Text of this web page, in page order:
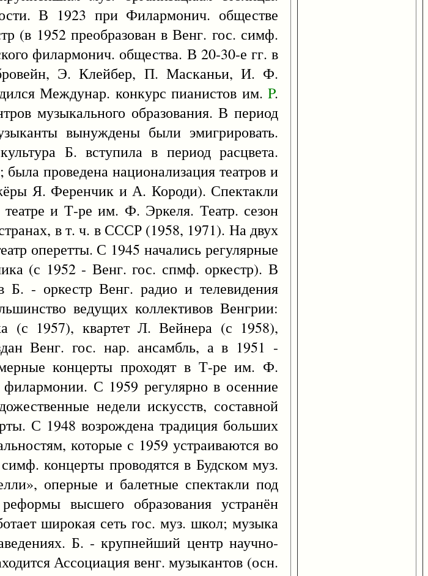
В 1923 при Филармонич. обществе
(в 1952 преобразован в Венг. гос. симф.
филармонич. общества. В 20-30-е гг. в
Э. Клейбер, П. Масканьи, И. Ф.
Междунар. конкурс пианистов им. P.
музыкального образования. В период
вынуждены были эмигрировать.
Б. вступила в период расцвета.
проведена национализация театров и
Я. Ференчик и А. Короди). Спектакли
и Т-ре им. Ф. Эркеля. Театр. сезон
в т. ч. в СССР (1958, 1971). На двух
оперетты. С 1945 начались регулярные
(с 1952 - Венг. гос. спмф. оркестр). В
- оркестр Венг. радио и телевидения
ведущих коллективов Венгрии:
(с 1957), квартет Л. Вейнера (с 1958),
Венг. гос. нар. ансамбль, а в 1951 -
концерты проходят в Т-ре им. Ф.
С 1959 регулярно в осенние
недели искусств, составной
С 1948 возрождена традиция больших
которые с 1959 устраиваются во
концерты проводятся в Будском муз.
оперные и балетные спектакли под
высшего образования устранён
широкая сеть гос. муз. школ; музыка
Б. - крупнейший центр научно-
Ассоциация венг. музыкантов (осн.